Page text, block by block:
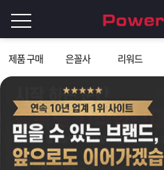
제품 구매 은꼴사 리워드
그
인
이
필
로
Q&A